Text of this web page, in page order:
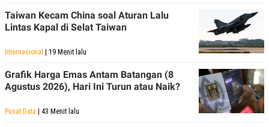
Taiwan Kecam China soal Aturan Lalu
Lintas Kapal di Selat Taiwan
Internasional | 19 Menit lalu
Grafik Harga Emas Antam Batangan (8
Agustus 2026), Hari Ini Turun atau Naik?
Pusat Data | 43 Menit lalu